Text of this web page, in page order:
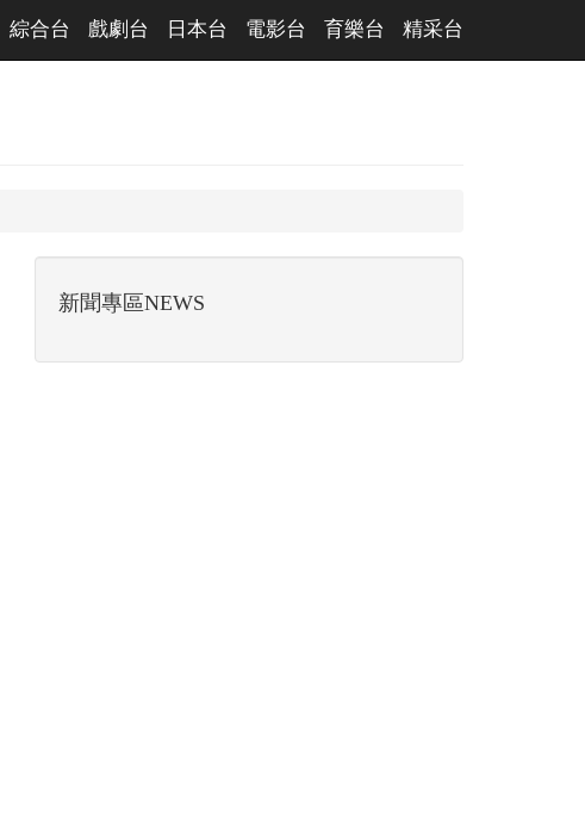
綜合台 戲劇台 日本台 電影台 育樂台 精采台
新聞專區NEWS